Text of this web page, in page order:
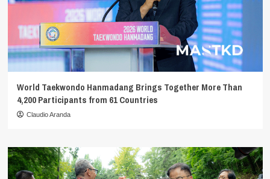
World Taekwondo Hanmadang Brings Together More Than
4,200 Participants from 61 Countries
Claudio Aranda